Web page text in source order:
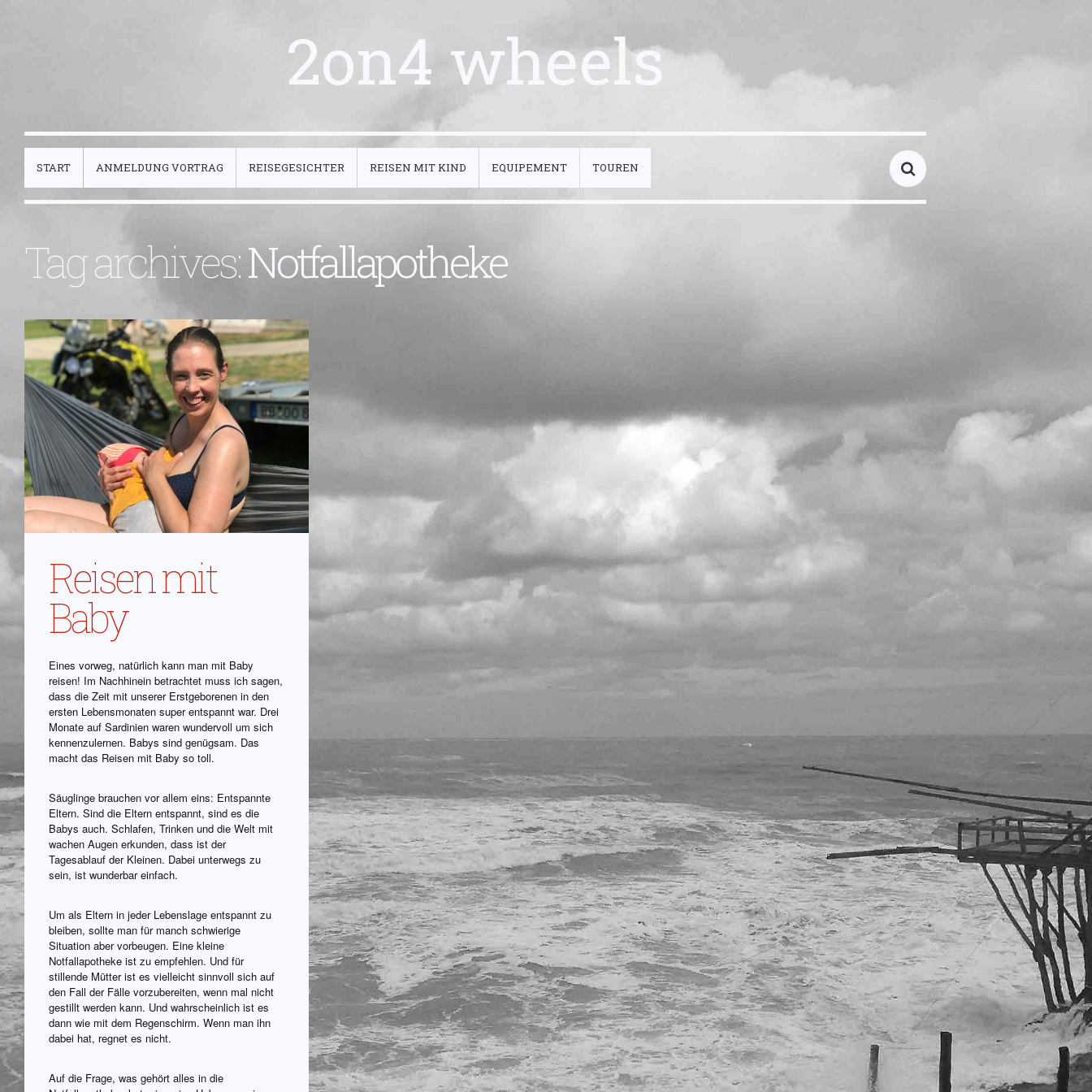
2on4 wheels
START ANMELDUNG VORTRAG REISEGESICHTER REISEN MIT KIND EQUIPEMENT TOUREN
Tag archives:Notfallapotheke
Reisen mit
Baby
Eines vorweg, natürlich kann man mit Baby
reisen! Im Nachhinein betrachtet muss ich sagen,
dass die Zeit mit unserer Erstgeborenen in den
ersten Lebensmonaten super entspannt war. Drei
Monate auf Sardinien waren wundervoll um sich
kennenzulernen. Babys sind genügsam. Das
macht das Reisen mit Baby so toll.
Säuglinge brauchen vor allem eins: Entspannte
Eltern. Sind die Eltern entspannt, sind es die
Babys auch. Schlafen, Trinken und die Welt mit
wachen Augen erkunden, dass ist der
Tagesablauf der Kleinen. Dabei unterwegs zu
sein, ist wunderbar einfach.
Um als Eltern in jeder Lebenslage entspannt zu
bleiben, sollte man für manch schwierige
Situation aber vorbeugen. Eine kleine
Notfallapotheke ist zu empfehlen. Und für
stillende Mütter ist es vielleicht sinnvoll sich auf
den Fall der Fälle vorzubereiten, wenn mal nicht
gestillt werden kann. Und wahrscheinlich ist es
dann wie mit dem Regenschirm. Wenn man ihn
dabei hat, regnet es nicht.
Auf die Frage, was gehört alles in die